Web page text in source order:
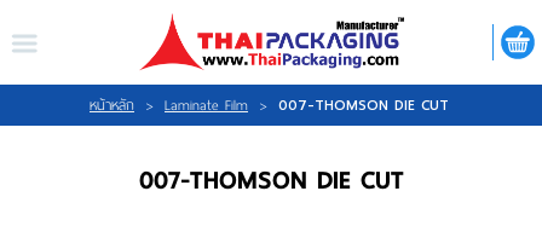
ไทย ENGLISH
LOGIN REGISTER
My Wishlist
หน้าหลัก > Laminate Film > 007-THOMSON DIE CUT
007-THOMSON DIE CUT